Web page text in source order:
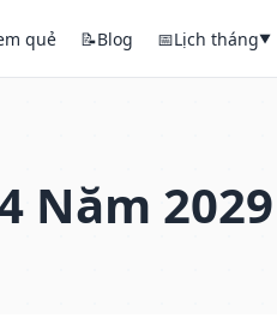
quẻ 📝Blog 📅Lịch tháng▼
Năm 2029